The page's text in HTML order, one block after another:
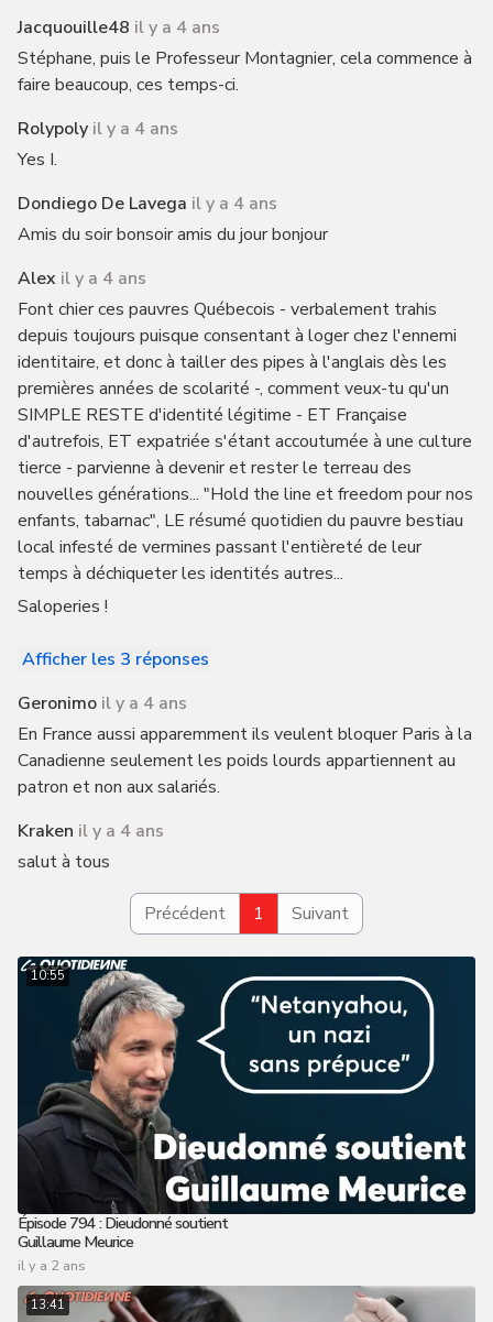
Jacquouille48 il y a 4 ans
Stéphane, puis le Professeur Montagnier, cela commence à
faire beaucoup, ces temps-ci.
Rolypoly il y a 4 ans
Yes I.
Dondiego De Lavega il y a 4 ans
Amis du soir bonsoir amis du jour bonjour
Alex il y a 4 ans
Font chier ces pauvres Québecois - verbalement trahis
depuis toujours puisque consentant à loger chez l'ennemi
identitaire, et donc à tailler des pipes à l'anglais dès les
premières années de scolarité -, comment veux-tu qu'un
SIMPLE RESTE d'identité légitime - ET Française
d'autrefois, ET expatriée s'étant accoutumée à une culture
tierce - parvienne à devenir et rester le terreau des
nouvelles générations... "Hold the line et freedom pour nos
enfants, tabarnac", LE résumé quotidien du pauvre bestiau
local infesté de vermines passant l'entièreté de leur
temps à déchiqueter les identités autres...
Saloperies !
Afficher les 3 réponses
Geronimo il y a 4 ans
En France aussi apparemment ils veulent bloquer Paris à la
Canadienne seulement les poids lourds appartiennent au
patron et non aux salariés.
Kraken il y a 4 ans
salut à tous
Précédent 1 Suivant
10:55
Épisode 794 : Dieudonné soutient
Guillaume Meurice
il y a 2 ans
13:41